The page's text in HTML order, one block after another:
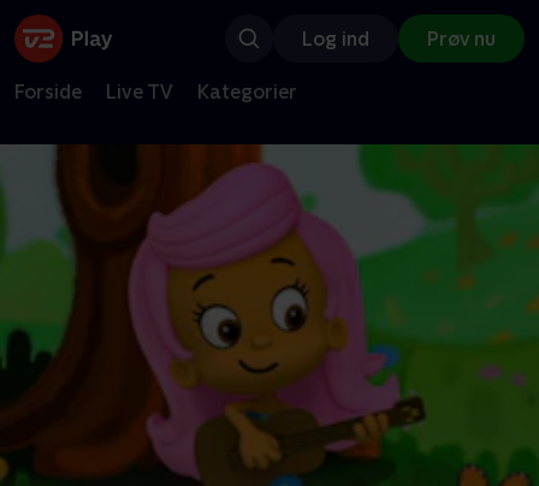
Log ind Prøv nu
Forside Live TV Kategorier